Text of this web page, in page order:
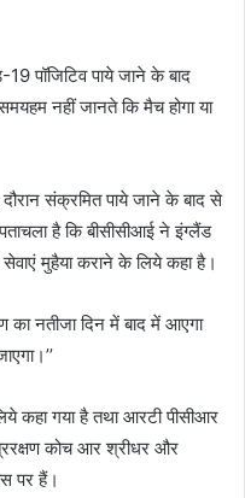
-19पॉजिटिव पाये जाने के बाद
हम नहीं जानते कि मैच होगा या
दौरान संक्रमित पाये जाने के बाद से
पताचला है कि बीसीसीआई ने इंग्लैंड
सेवाएं मुहैया कराने के लिये कहा है।
का नतीजा दिन में बाद में आएगा
’’
कहा गया है तथा आरटी पीसीआर
कोच आर श्रीधर और
पर हैं।